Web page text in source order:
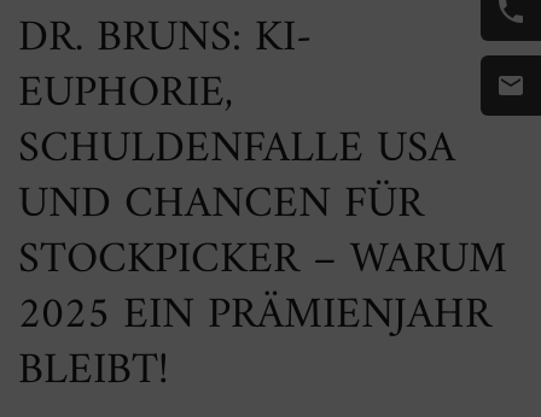
DR. BRUNS: KI-
EUPHORIE,
SCHULDENFALLE USA
UND CHANCEN FÜR
STOCKPICKER – WARUM
2025 EIN PRÄMIENJAHR
BLEIBT!